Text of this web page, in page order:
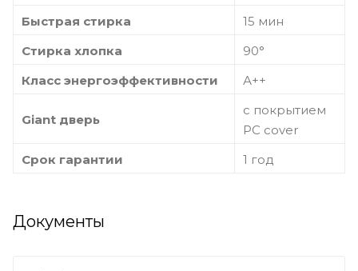
Быстрая стирка
15 мин
Стирка хлопка
90°
Класс энергоэффективности
А++
Giant дверь
с покрытием
PC cover
Срок гарантии
1 год
Документы